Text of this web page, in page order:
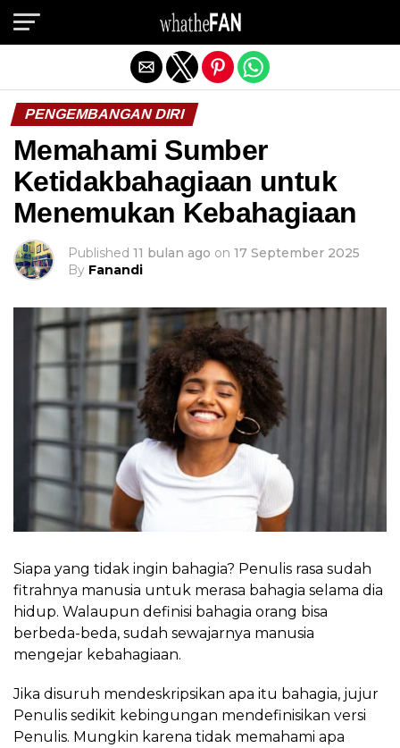
PENGEMBANGAN DIRI
Memahami Sumber
Ketidakbahagiaan untuk
Menemukan Kebahagiaan
Published 11 bulan ago on 17 September 2025
By Fanandi
Siapa yang tidak ingin bahagia? Penulis rasa sudah
fitrahnya manusia untuk merasa bahagia selama dia
hidup. Walaupun definisi bahagia orang bisa
berbeda-beda, sudah sewajarnya manusia
mengejar kebahagiaan.
Jika disuruh mendeskripsikan apa itu bahagia, jujur
Penulis sedikit kebingungan mendefinisikan versi
Penulis. Mungkin karena tidak memahami apa
Exit mobile version